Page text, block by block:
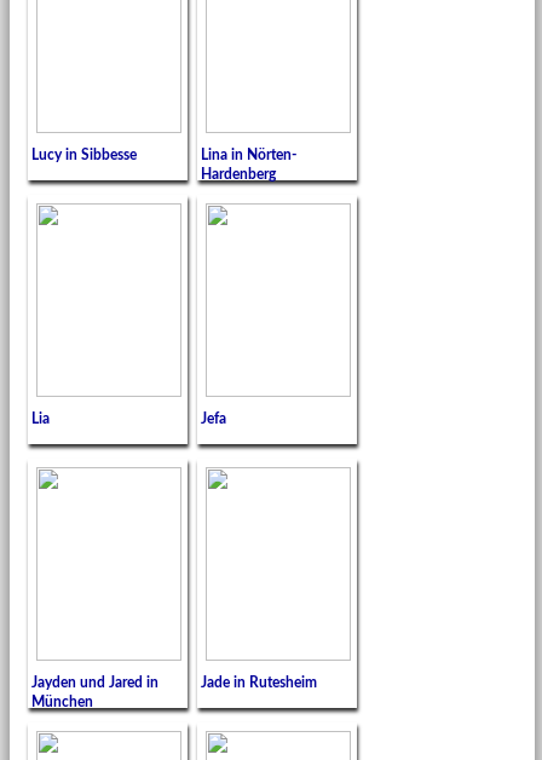
Lucy in Sibbesse
Lina in Nörten-
Hardenberg
Lia Jefa
Jayden und Jared in
München
Jade in Rutesheim